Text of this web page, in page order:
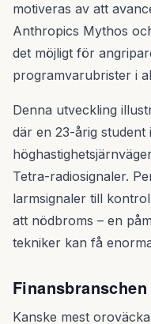
motiveras av att
Anthropics Mythos
det möjligt för
programvarubrister i
Denna utveckling
där en 23-årig student
Tetra-radiosignaler.
larmsignaler till
att nödbroms – en
tekniker kan få
Kanske mest